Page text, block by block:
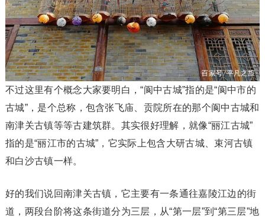
不过这里有个概念大家要明白，“阆中古城”指的是“阆中市的
古城”，是个总称，包含张飞庙、贡院所在的那个阆中古城和
南津关古镇等等古建筑群。其实很好理解，就像“丽江古城”
指的是“丽江市的古城”，它实际上包含大研古城、束河古镇
和白沙古镇一样。
好的我们说回南津关古镇，它主要有一条通往嘉陵江边的街
道，两段台阶将这条街道分为三层，从“第一层”到“第三层”地